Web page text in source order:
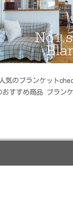
気のブランケット
おすすめ商品 ブラン